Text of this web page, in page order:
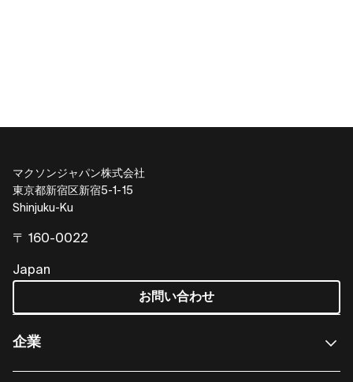
マクソンジャパン株式会社
東京都新宿区新宿5-1-15
Shinjuku-Ku
〒 160-0022
Japan
お問い合わせ
企業